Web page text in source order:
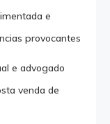
e
provocantes
e advogado
venda de